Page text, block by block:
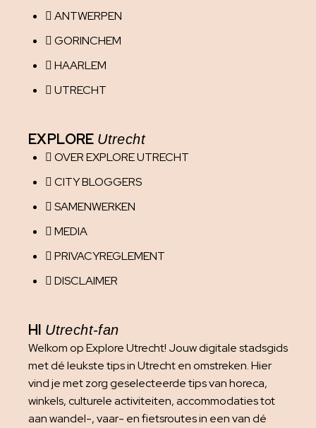
ANTWERPEN
GORINCHEM
HAARLEM
UTRECHT
EXPLORE Utrecht
OVER EXPLORE UTRECHT
CITY BLOGGERS
SAMENWERKEN
MEDIA
PRIVACYREGLEMENT
DISCLAIMER
HI Utrecht-fan
Welkom op Explore Utrecht! Jouw digitale stadsgids
met dé leukste tips in Utrecht en omstreken. Hier
vind je met zorg geselecteerde tips van horeca,
winkels, culturele activiteiten, accommodaties tot
aan wandel-, vaar- en fietsroutes in een van dé